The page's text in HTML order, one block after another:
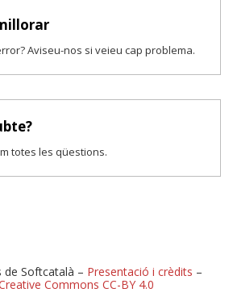
Aviseu-nos si veieu cap problema.
totes les qüestions.
de Softcatalà – Presentació i crèdits –
Commons CC-BY 4.0